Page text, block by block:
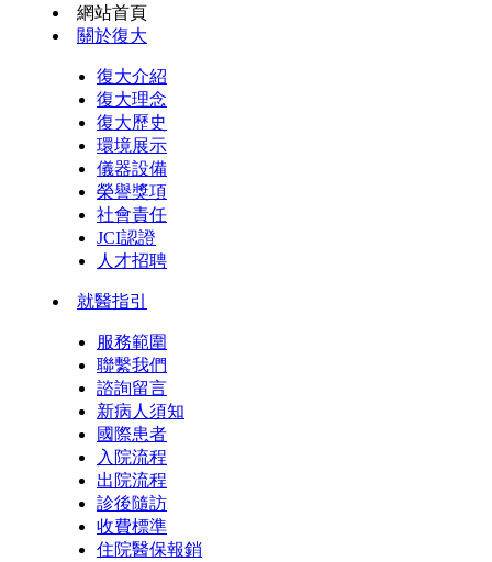
網站首頁
關於復大
復大介紹
復大理念
復大歷史
環境展示
儀器設備
榮譽獎項
社會責任
JCI認證
人才招聘
就醫指引
服務範圍
聯繫我們
諮詢留言
新病人須知
國際患者
入院流程
出院流程
診後隨訪
收費標準
住院醫保報銷